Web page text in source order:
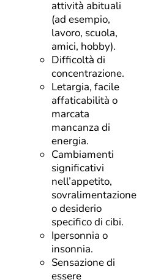
attività abituali
(ad esempio,
lavoro, scuola,
amici, hobby).
Difficoltà di
concentrazione.
Letargia, facile
affaticabilità o
marcata
mancanza di
energia.
Cambiamenti
significativi
nell’appetito,
sovralimentazione
o desiderio
specifico di cibi.
Ipersonnia o
insonnia.
Sensazione di
essere